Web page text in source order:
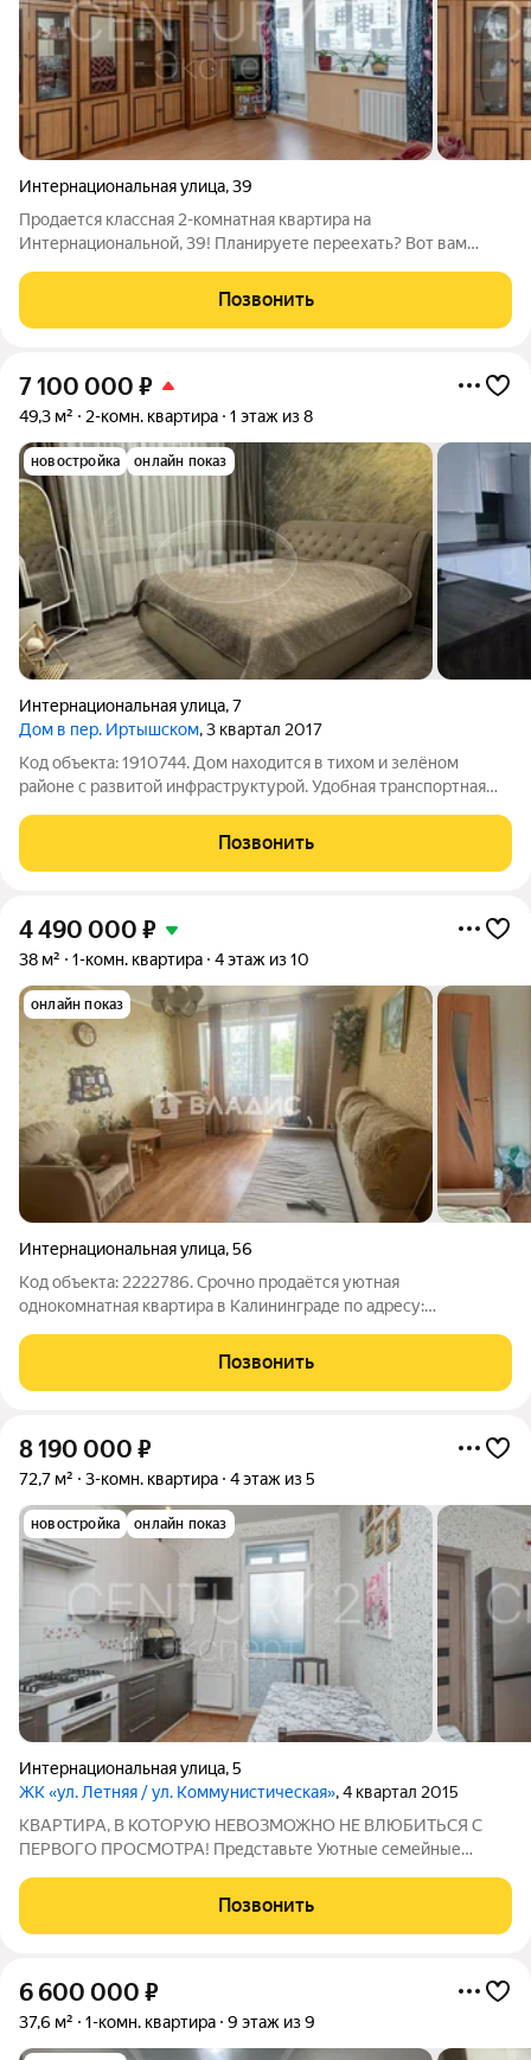
Интернациональная улица,39
Продается классная 2-комнатная квартира на
Интернациональной, 39! Планируете переехать? Вот вам
удобном районе с отличной инфраструктурой. Расположена на
Позвонить
7 100 000 ₽
49,3 м² 2-комн. квартира 1 этаж из 8
новостройка онлайн показ
Интернациональная улица,7
Дом в пер. Иртышском, 3 квартал 2017
Код объекта: 1910744. Дом находится в тихом и зелёном
районе с развитой инфраструктурой. Удобная транспортная
Рядом школа, детские сады, спортзал, торговый центр всё в
Позвонить
4 490 000 ₽
38 м² 1-комн. квартира 4 этаж из 10
онлайн показ
Интернациональная улица,56
Код объекта: 2222786. Срочно продаётся уютная
однокомнатная квартира в Калининграде по адресу:
кто ценит комфорт и удобство. Квартира расположена на 4
этаже 10-этажного панельного дома,
Позвонить
8 190 000 ₽
72,7 м² 3-комн. квартира 4 этаж из 5
новостройка онлайн показ
Интернациональная улица,5
ЖК «ул. Летняя / ул. Коммунистическая», 4 квартал 2015
КВАРТИРА, В КОТОРУЮ НЕВОЗМОЖНО НЕ ВЛЮБИТЬСЯ С
ПЕРВОГО ПРОСМОТРА! Представьте Уютные семейные
свежего кофе на просторной кухне и ощущение, что вы
наконец нашли место, которое можете с гордостью
Позвонить
6 600 000 ₽
37,6 м² 1-комн. квартира 9 этаж из 9